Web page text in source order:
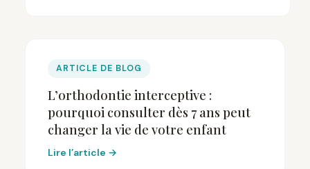
ARTICLE DE BLOG
L’orthodontie interceptive :
pourquoi consulter dès 7 ans peut
changer la vie de votre enfant
Lire l’article →